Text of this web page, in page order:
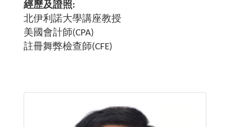
經歷及證照
北伊利諾大學講座教授
美國會計師(CPA)
​​​​​​註冊舞弊檢查師(CFE)